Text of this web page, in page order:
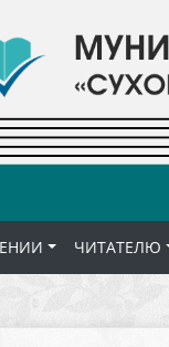
ЧИТАТЕЛЮ